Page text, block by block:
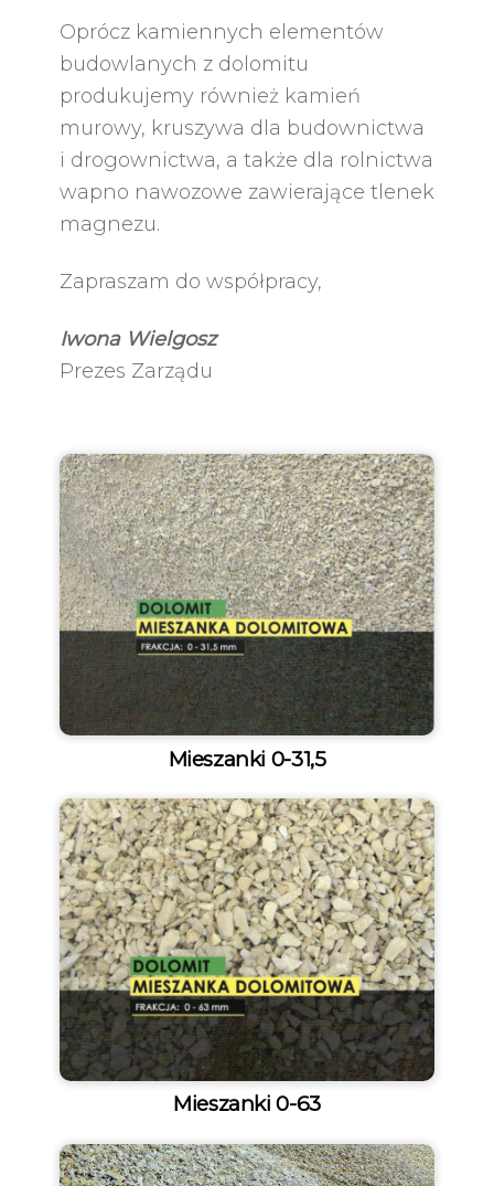
Oprócz kamiennych elementów
budowlanych z dolomitu
produkujemy również kamień
murowy, kruszywa dla budownictwa
i drogownictwa, a także dla rolnictwa
wapno nawozowe zawierające tlenek
magnezu.
Zapraszam do współpracy,
Iwona Wielgosz
Prezes Zarządu
Mieszanki 0-31,5
Mieszanki 0-63